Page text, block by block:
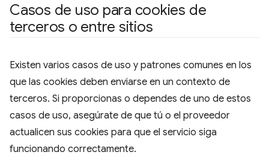
Casos de uso para cookies de
terceros o entre sitios
Existen varios casos de uso y patrones comunes en los
que las cookies deben enviarse en un contexto de
terceros. Si proporcionas o dependes de uno de estos
casos de uso, asegúrate de que tú o el proveedor
actualicen sus cookies para que el servicio siga
funcionando correctamente.